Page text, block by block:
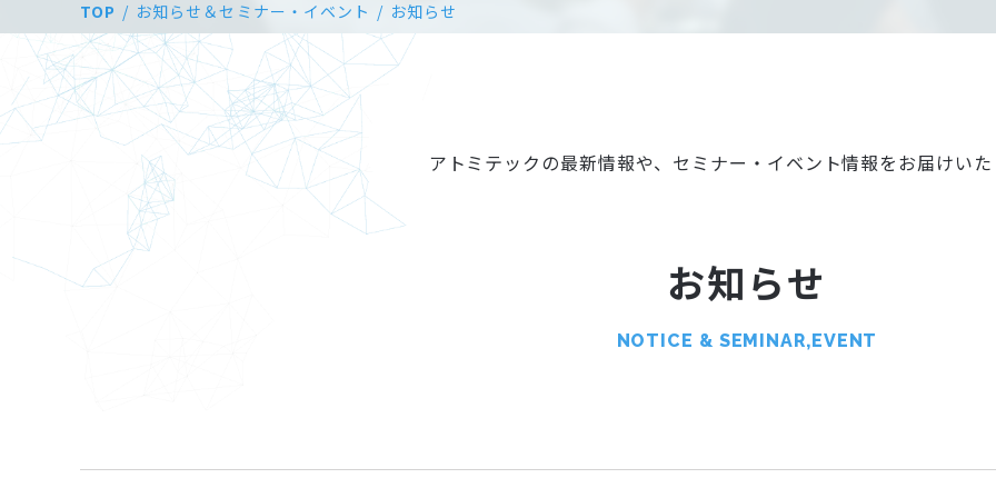
TOP お知らせ＆セミナー・イベント お知らせ
アトミテックの最新情報や、 セミナー・イベント情報をお届けい
お知らせ
NOTICE & SEMINAR,EVENT